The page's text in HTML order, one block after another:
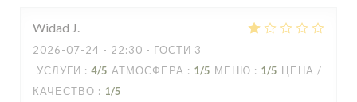
Widad J
2026-07-24 - 22:30 - ГОСТИ 3
УСЛУГИ : 4/5 АТМОСФЕРА : 1/5 МЕНЮ : 1/5 ЦЕНА /
КАЧЕСТВО : 1/5